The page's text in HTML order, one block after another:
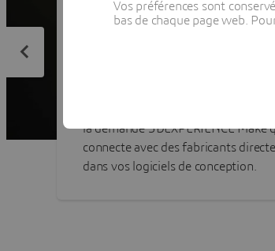
la demande 3DEXPERIENCE Make
connecte avec des fabricants
dans vos logiciels de conception.
Vos préférences sont
bas de chaque page web.